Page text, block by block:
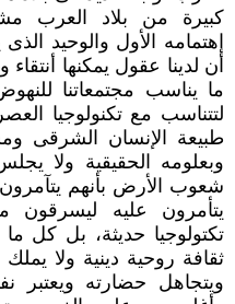
كبيرة من بلاد العرب
‏إهتمامه الأول والوحيد
أن لدينا عقول يمكنها أنتقاء
ما يناسب ‏مجتمعاتنا
لتتناسب مع تكنولوجيا
طبيعة الإنسان الشرقى
وبعلومه الحقيقية ولا
شعوب الأرض بأنهم
‏يتأمرون عليه ليسرقون
تكتولوجيا حديثة، بل كل
ثقافة روحية دينية ولا
ويتجاهل حضارته ويعتبر